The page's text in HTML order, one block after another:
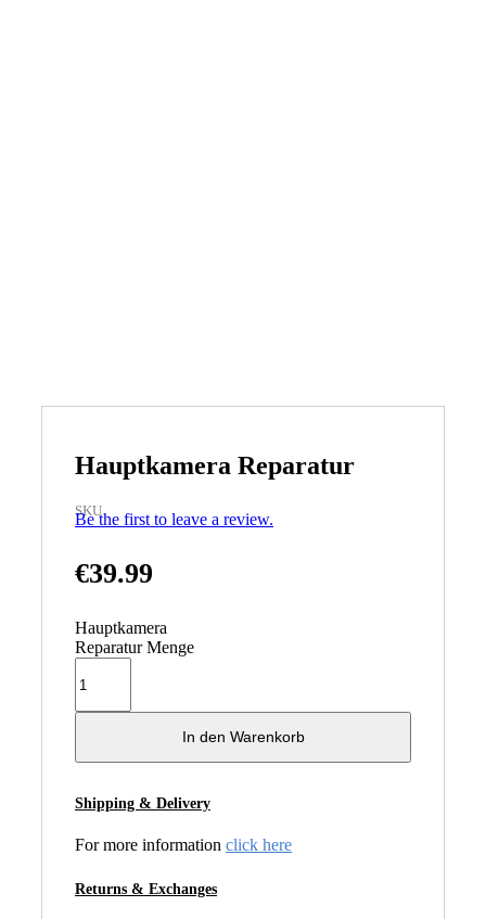
Hauptkamera Reparatur
SKU
Be the first to leave a review.
€39.99
Hauptkamera
Reparatur Menge
In den Warenkorb
Shipping & Delivery
For more information click here
Returns & Exchanges